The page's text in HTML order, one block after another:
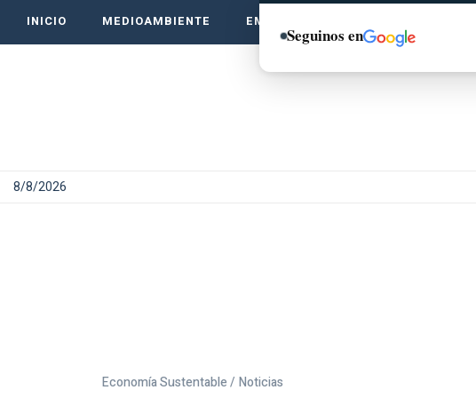
INICIO MEDIOAMBIENTE EMPRENDE VERDE
8/8/2026
Economía Sustentable / Noticias
Seguinos en